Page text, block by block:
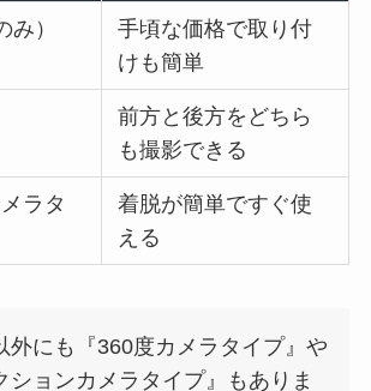
）
手頃な価格で取り付
けも簡単
前方と後方をどちら
も撮影できる
ラタ
着脱が簡単ですぐ使
える
外にも『360度カメラタイプ』や
ションカメラタイプ』もありま